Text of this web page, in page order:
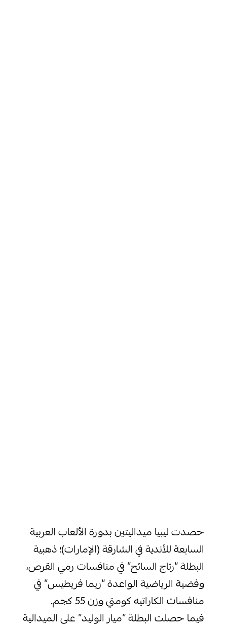
حصدت ليبيا ميداليتين بدورة الألعاب العربية
السابعة للأندية في الشارقة (الإمارات)؛ ذهبية
البطلة “رتاج السائح” في منافسات رمي القرص،
وفضية الرياضية الواعدة “ريما فريطيس” في
منافسات الكاراتيه كومتي وزن 55 كجم.
فيما حصلت البطلة “ميار الوليد” على الميدالية